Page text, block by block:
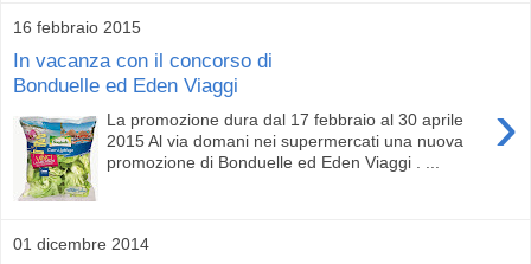
16 febbraio 2015
In vacanza con il concorso di
Bonduelle ed Eden Viaggi
›
La promozione dura dal 17 febbraio al 30 aprile
2015 Al via domani nei supermercati una nuova
promozione di Bonduelle ed Eden Viaggi . ...
01 dicembre 2014